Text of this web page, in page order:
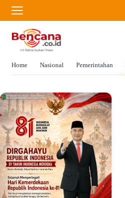
Home Nasional Pemerintahan